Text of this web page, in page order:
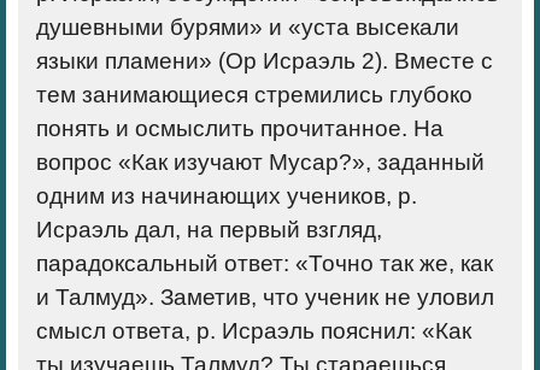
душевными бурями» и «уста высекали
языки пламени» (Ор Исраэль 2). Вместе с
тем занимающиеся стремились глубоко
понять и осмыслить прочитанное. На
вопрос «Как изучают Мусар?», заданный
одним из начинающих учеников, р.
Исраэль дал, на первый взгляд,
парадоксальный ответ: «Точно так же, как
и Талмуд». Заметив, что ученик не уловил
смысл ответа, р. Исраэль пояснил: «Как
ты изучаешь Талмуд? Ты стараешься